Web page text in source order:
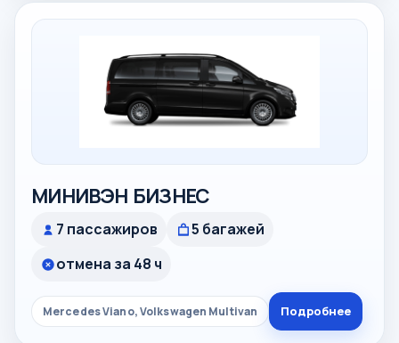
МИНИВЭН БИЗНЕС
7 пассажиров
5 багажей
отмена за 48 ч
Mercedes Viano, Volkswagen Multivan Подробнее